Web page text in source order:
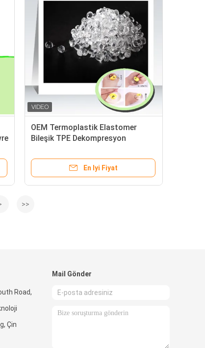
OEM Termoplastik Elastomer
Bileşik TPE Dekompresyon
Granüller
En Iyi Fiyat
>>
Road,
Çin
Mail Gönder